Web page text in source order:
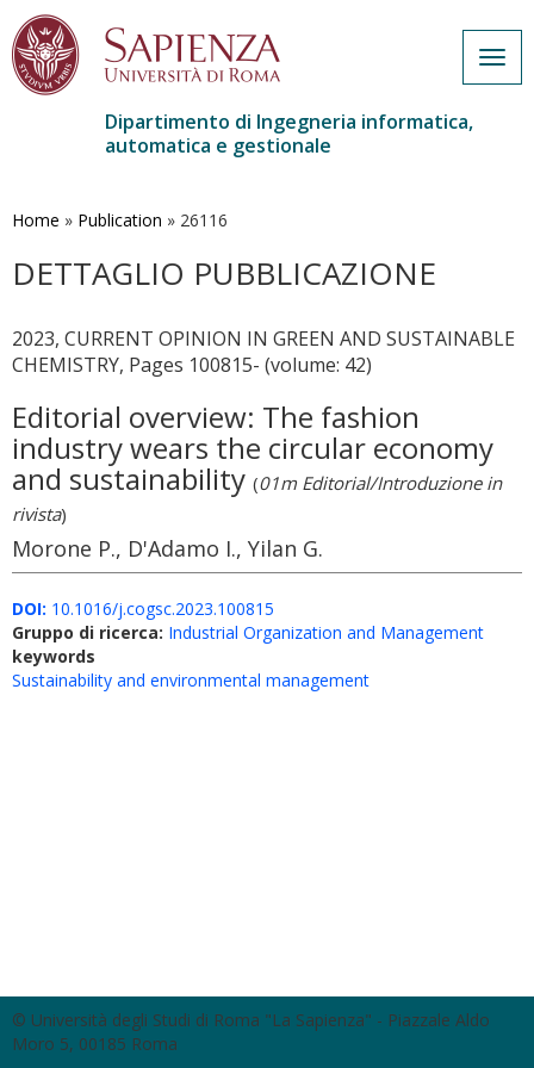
contenuto
Dipartimento di Ingegneria informatica,
automatica e gestionale
Home » Publication » 26116
DETTAGLIO PUBBLICAZIONE
2023, CURRENT OPINION IN GREEN AND SUSTAINABLE
CHEMISTRY, Pages 100815- (volume: 42)
Editorial overview: The fashion
industry wears the circular economy
and sustainability (01m Editorial/Introduzione in
rivista)
Morone P., D'Adamo I., Yilan G.
DOI: 10.1016/j.cogsc.2023.100815
Gruppo di ricerca: Industrial Organization and Management
keywords
Sustainability and environmental management
© Università degli Studi di Roma "La Sapienza" - Piazzale Aldo
Moro 5, 00185 Roma